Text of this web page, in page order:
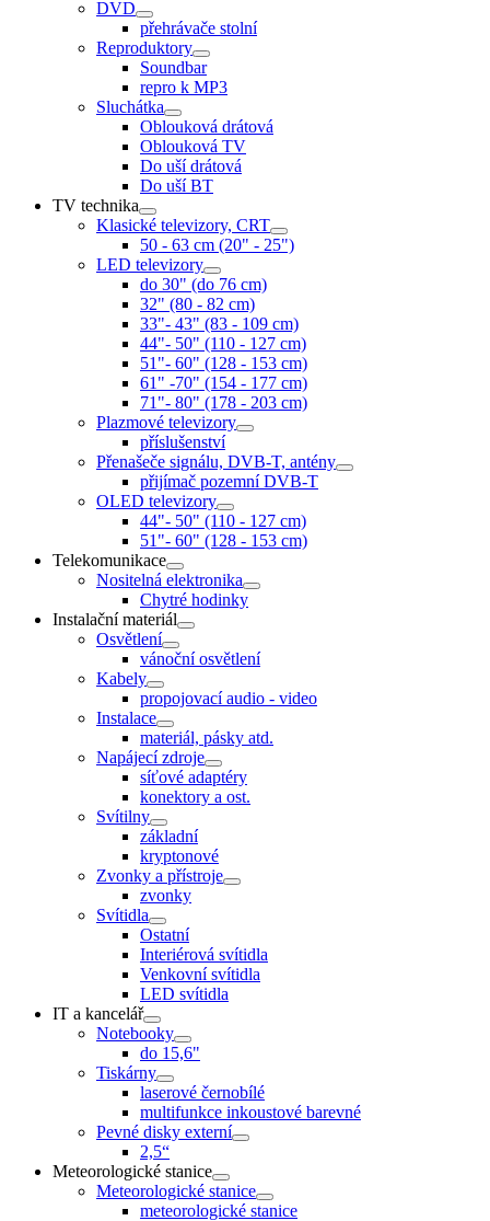
DVD
přehrávače stolní
Reproduktory
Soundbar
repro k MP3
Sluchátka
Oblouková drátová
Oblouková TV
Do uší drátová
Do uší BT
TV technika
Klasické televizory, CRT
50 - 63 cm (20" - 25")
LED televizory
do 30" (do 76 cm)
32" (80 - 82 cm)
33"- 43" (83 - 109 cm)
44"- 50" (110 - 127 cm)
51"- 60" (128 - 153 cm)
61" -70" (154 - 177 cm)
71"- 80" (178 - 203 cm)
Plazmové televizory
příslušenství
Přenašeče signálu, DVB-T, antény
přijímač pozemní DVB-T
OLED televizory
44"- 50" (110 - 127 cm)
51"- 60" (128 - 153 cm)
Telekomunikace
Nositelná elektronika
Chytré hodinky
Instalační materiál
Osvětlení
vánoční osvětlení
Kabely
propojovací audio - video
Instalace
materiál, pásky atd.
Napájecí zdroje
síťové adaptéry
konektory a ost.
Svítilny
základní
kryptonové
Zvonky a přístroje
zvonky
Svítidla
Ostatní
Interiérová svítidla
Venkovní svítidla
LED svítidla
IT a kancelář
Notebooky
do 15,6"
Tiskárny
laserové černobílé
multifunkce inkoustové barevné
Pevné disky externí
2,5“
Meteorologické stanice
Meteorologické stanice
meteorologické stanice